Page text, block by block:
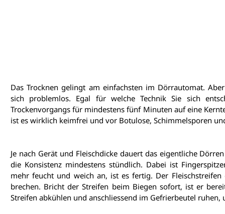
Das Trocknen gelingt am einfachsten im Dörrautomat.
sich problemlos. Egal für welche Technik Sie sich
Trockenvorgangs für mindestens fünf Minuten auf eine
ist es wirklich keimfrei und vor Botulose, Schimmelsporen
Je nach Gerät und Fleischdicke dauert das eigentliche
die Konsistenz mindestens stündlich. Dabei ist
mehr feucht und weich an, ist es fertig. Der
brechen. Bricht der Streifen beim Biegen sofort, ist er
Streifen abkühlen und anschliessend im Gefrierbeutel ruhen,